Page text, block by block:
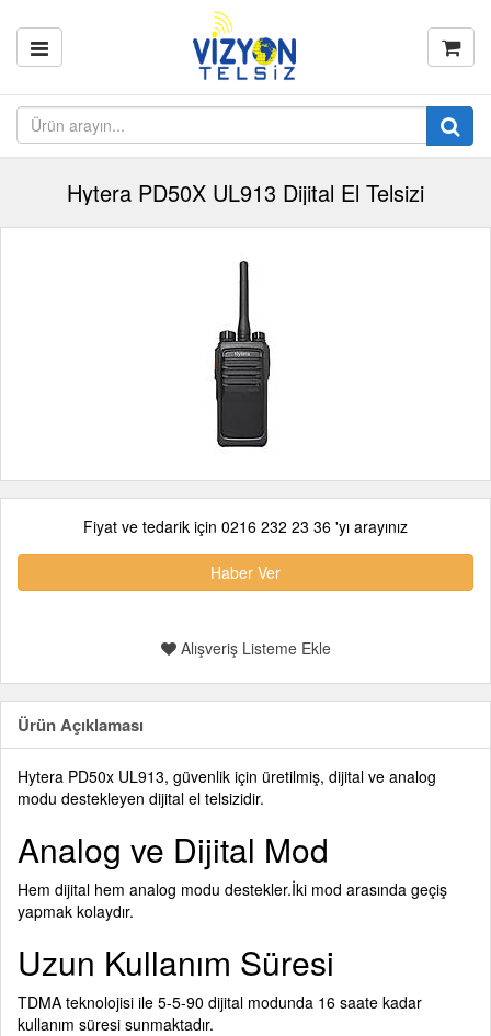
Hytera PD50X UL913 Dijital El Telsizi
Fiyat ve tedarik için 0216 232 23 36 'yı arayınız
Haber Ver
Alışveriş Listeme Ekle
Ürün Açıklaması
Hytera PD50x UL913, güvenlik için üretilmiş, dijital ve analog
modu destekleyen dijital el telsizidir.
Analog ve Dijital Mod
Hem dijital hem analog modu destekler.İki mod arasında geçiş
yapmak kolaydır.
Uzun Kullanım Süresi
TDMA teknolojisi ile 5-5-90 dijital modunda 16 saate kadar
kullanım süresi sunmaktadır.